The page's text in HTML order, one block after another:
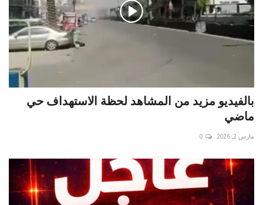
بالفيديو مزيد من المشاهد لحظة الاستهداف حي
ماضي
مارس 2, 2026 0